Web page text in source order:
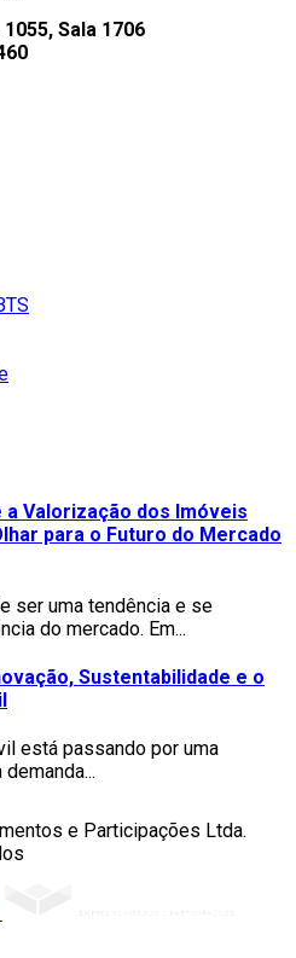
Sala 1706
Valorização dos Imóveis
para o Futuro do Mercado
ser uma tendência e se
do mercado. Em...
Sustentabilidade e o
está passando por uma
e Participações Ltda.